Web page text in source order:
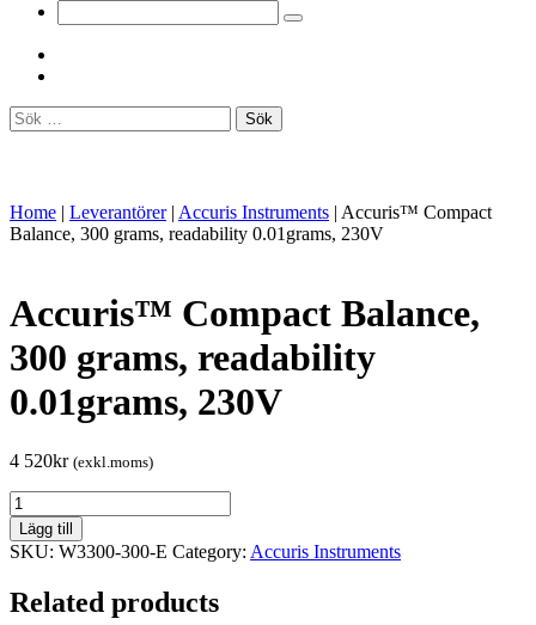
Sök
efter:
Home | Leverantörer | Accuris Instruments | Accuris™ Compact
Balance, 300 grams, readability 0.01grams, 230V
Accuris™ Compact Balance,
300 grams, readability
0.01grams, 230V
4 520kr (exkl.moms)
Accuris™
Compact
Balance,
300
readability
Lägg till
SKU: W3300-300-E Category: Accuris Instruments
Related products